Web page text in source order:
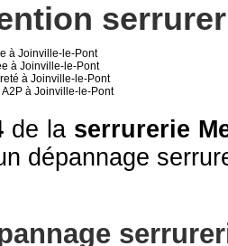
à Joinville-le-Pont
à Joinville-le-Pont
à Joinville-le-Pont
à Joinville-le-Pont
de la serrurerie
dépannage